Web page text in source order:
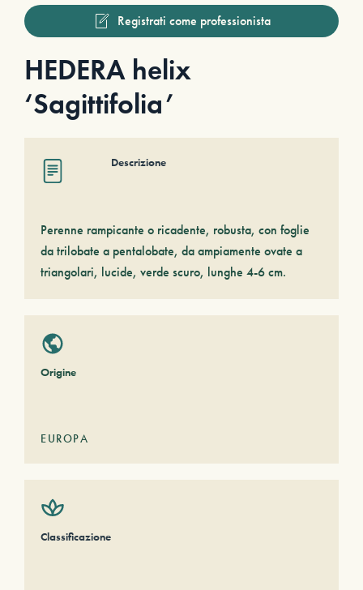
Registrati come professionista
HEDERA helix
‘Sagittifolia’
Descrizione
Perenne rampicante o ricadente, robusta, con foglie
da trilobate a pentalobate, da ampiamente ovate a
triangolari, lucide, verde scuro, lunghe 4-6 cm.
Origine
EUROPA
Classificazione